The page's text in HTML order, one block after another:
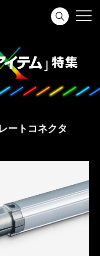
toggle
ートコネクタ